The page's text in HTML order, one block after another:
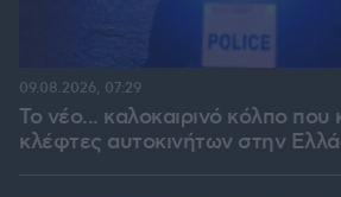
Το νέο... καλοκαιρινό κόλπο που
κλέφτες αυτοκινήτων στην
09.08.2026, 07:29